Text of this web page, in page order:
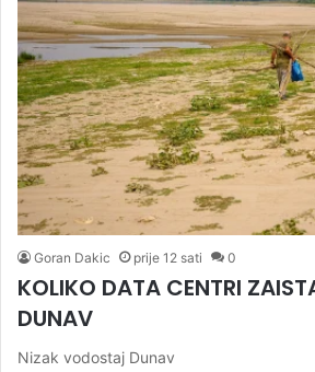
Goran Dakic prije 12 sati 0
KOLIKO DATA CENTRI
DUNAV
Nizak vodostaj Dunav